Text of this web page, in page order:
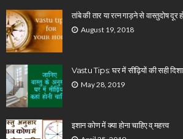
तांबे की तार या रत्न गाड़ने से वास्तुदोष दूर
August 19, 2018
Vastu Tips: घर में सीढ़ियों की सही
May 28, 2019
इशान कोण में क्या होना चाहिए व् महत्त्व